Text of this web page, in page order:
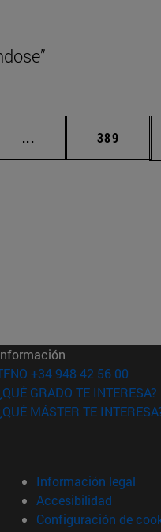
... Páginas Página
389
ventana)
ventana)
+34 948 42 56 00
GRADO TE INTERESA?
MÁSTER TE
Información legal
Accesibilidad
Configuración de